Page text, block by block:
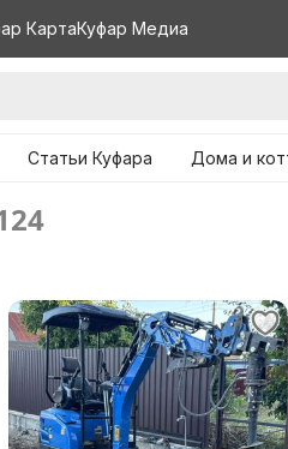
КартаКуфар Медиа
Статьи Куфара Дома и